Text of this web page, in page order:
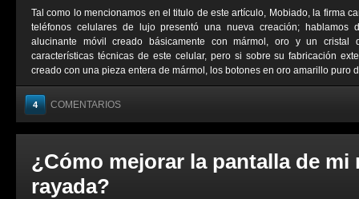
Tal como lo mencionamos en el titulo de este artículo, Mobiado, la firma
teléfonos celulares de lujo presentó una nueva creación; hablamos
alucinante móvil creado básicamente con mármol, oro y un
características técnicas de este celular, pero si sobre su fabricación
creado con una pieza entera de mármol, los botones en oro amarillo puro
4 COMENTARIOS
¿Cómo mejorar la pantalla de mi
rayada?